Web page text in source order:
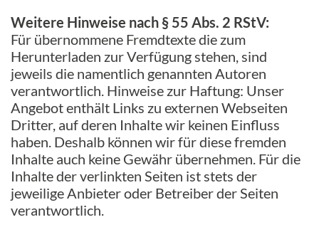
Weitere Hinweise nach § 55 Abs. 2 RStV:
Für übernommene Fremdtexte die zum
Herunterladen zur Verfügung stehen, sind
jeweils die namentlich genannten Autoren
verantwortlich. Hinweise zur Haftung: Unser
Angebot enthält Links zu externen Webseiten
Dritter, auf deren Inhalte wir keinen Einfluss
haben. Deshalb können wir für diese fremden
Inhalte auch keine Gewähr übernehmen. Für die
Inhalte der verlinkten Seiten ist stets der
jeweilige Anbieter oder Betreiber der Seiten
verantwortlich.